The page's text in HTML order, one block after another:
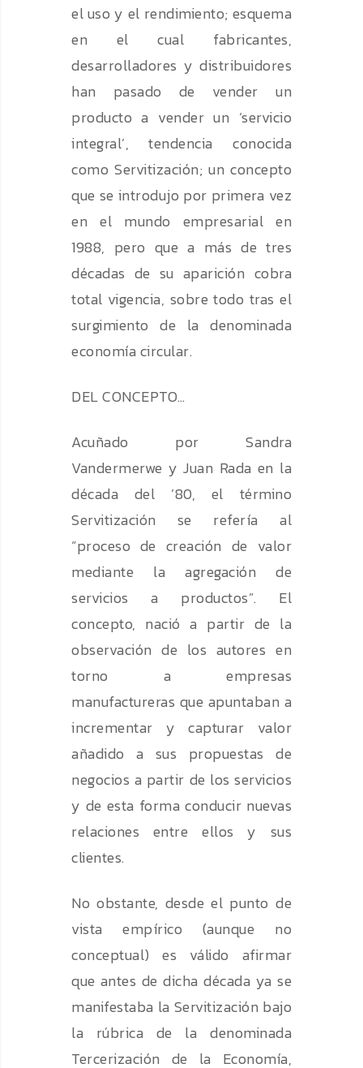
el uso y el rendimiento; esquema
en el cual fabricantes,
desarrolladores y distribuidores
han pasado de vender un
producto a vender un ‘servicio
integral’, tendencia conocida
como Servitización; un concepto
que se introdujo por primera vez
en el mundo empresarial en
1988, pero que a más de tres
décadas de su aparición cobra
total vigencia, sobre todo tras el
surgimiento de la denominada
economía circular.
DEL CONCEPTO…
Acuñado por Sandra
Vandermerwe y Juan Rada en la
década del ’80, el término
Servitización se refería al
“proceso de creación de valor
mediante la agregación de
servicios a productos”. El
concepto, nació a partir de la
observación de los autores en
torno a empresas
manufactureras que apuntaban a
incrementar y capturar valor
añadido a sus propuestas de
negocios a partir de los servicios
y de esta forma conducir nuevas
relaciones entre ellos y sus
clientes.
No obstante, desde el punto de
vista empírico (aunque no
conceptual) es válido afirmar
que antes de dicha década ya se
manifestaba la Servitización bajo
la rúbrica de la denominada
Tercerización de la Economía,